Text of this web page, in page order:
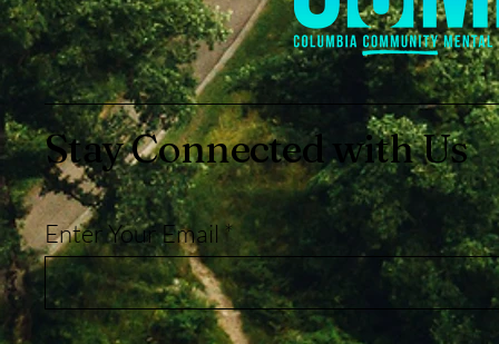
Stay Connected with Us
Enter Your Email